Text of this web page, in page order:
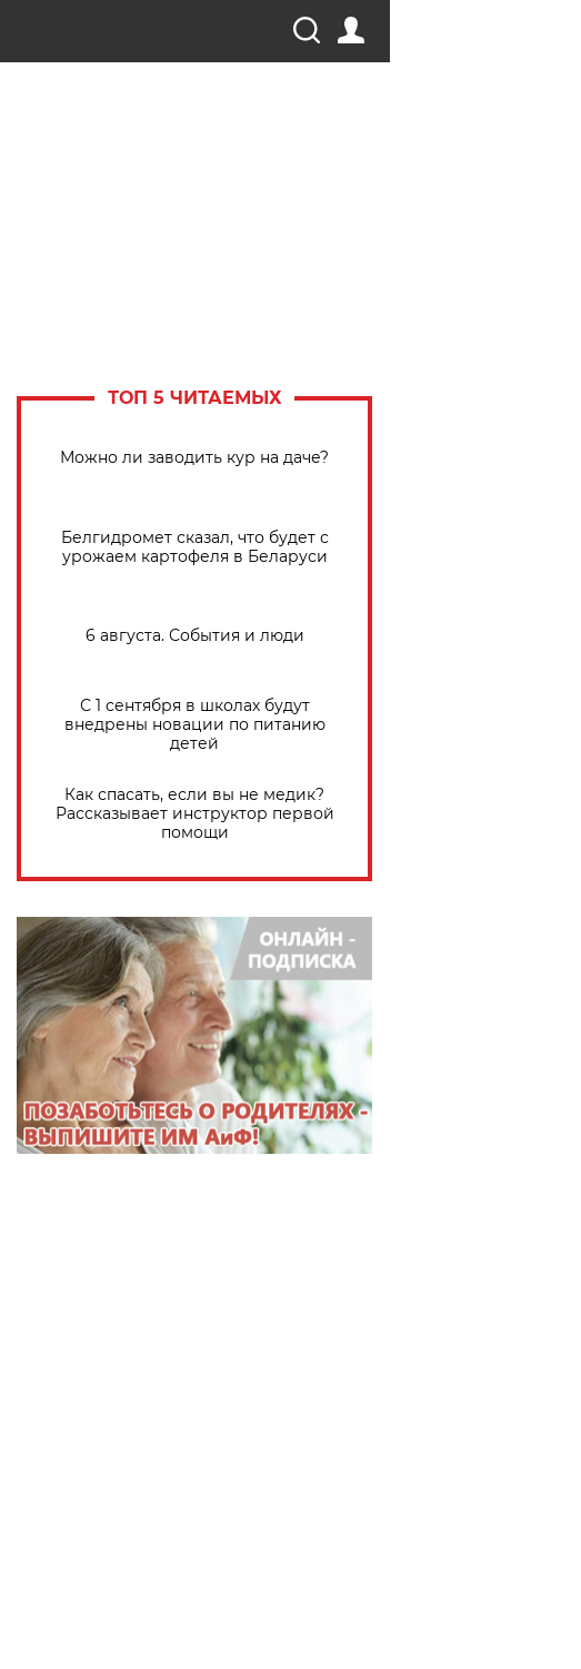
ТОП 5 ЧИТАЕМЫХ
Можно ли заводить кур на даче?
Белгидромет сказал, что будет с
урожаем картофеля в Беларуси
6 августа. События и люди
С 1 сентября в школах будут
внедрены новации по питанию
детей
Как спасать, если вы не медик?
Рассказывает инструктор первой
помощи